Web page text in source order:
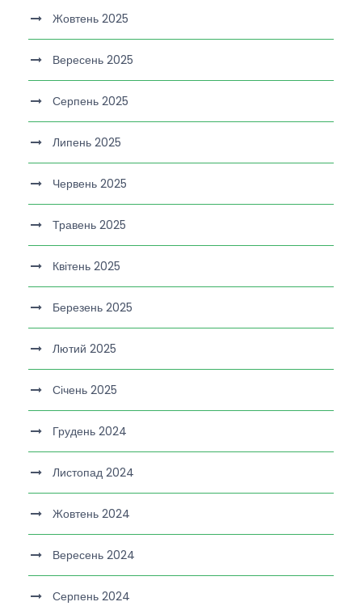
Жовтень 2025
Вересень 2025
Серпень 2025
Липень 2025
Червень 2025
Травень 2025
Квітень 2025
Березень 2025
Лютий 2025
Січень 2025
Грудень 2024
Листопад 2024
Жовтень 2024
Вересень 2024
Серпень 2024